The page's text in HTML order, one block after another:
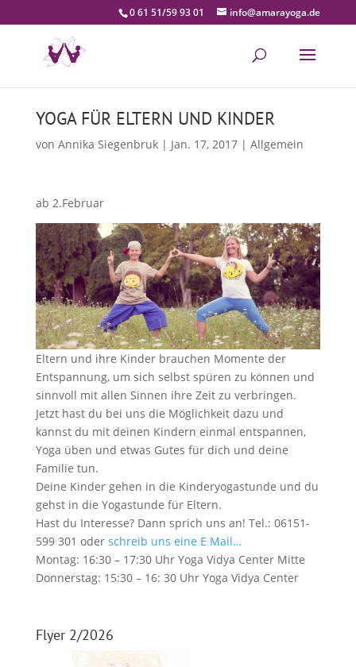
0 61 51/59 93 01 info@amarayoga.de
YOGA FÜR ELTERN UND KINDER
von Annika Siegenbruk| Jan. 17, 2017| Allgemein
ab 2.Februar
Eltern und ihre Kinder brauchen Momente der
Entspannung, um sich selbst spüren zu können und
sinnvoll mit allen Sinnen ihre Zeit zu verbringen.
Jetzt hast du bei uns die Möglichkeit dazu und
kannst du mit deinen Kindern einmal entspannen,
Yoga üben und etwas Gutes für dich und deine
Familie tun.
Deine Kinder gehen in die Kinderyogastunde und du
gehst in die Yogastunde für Eltern.
Hast du Interesse? Dann sprich uns an! Tel.: 06151-
599 301 oder schreib uns eine E Mail…
Montag: 16:30 – 17:30 Uhr Yoga Vidya Center Mitte
Donnerstag: 15:30 – 16: 30 Uhr Yoga Vidya Center
Flyer 2/2026